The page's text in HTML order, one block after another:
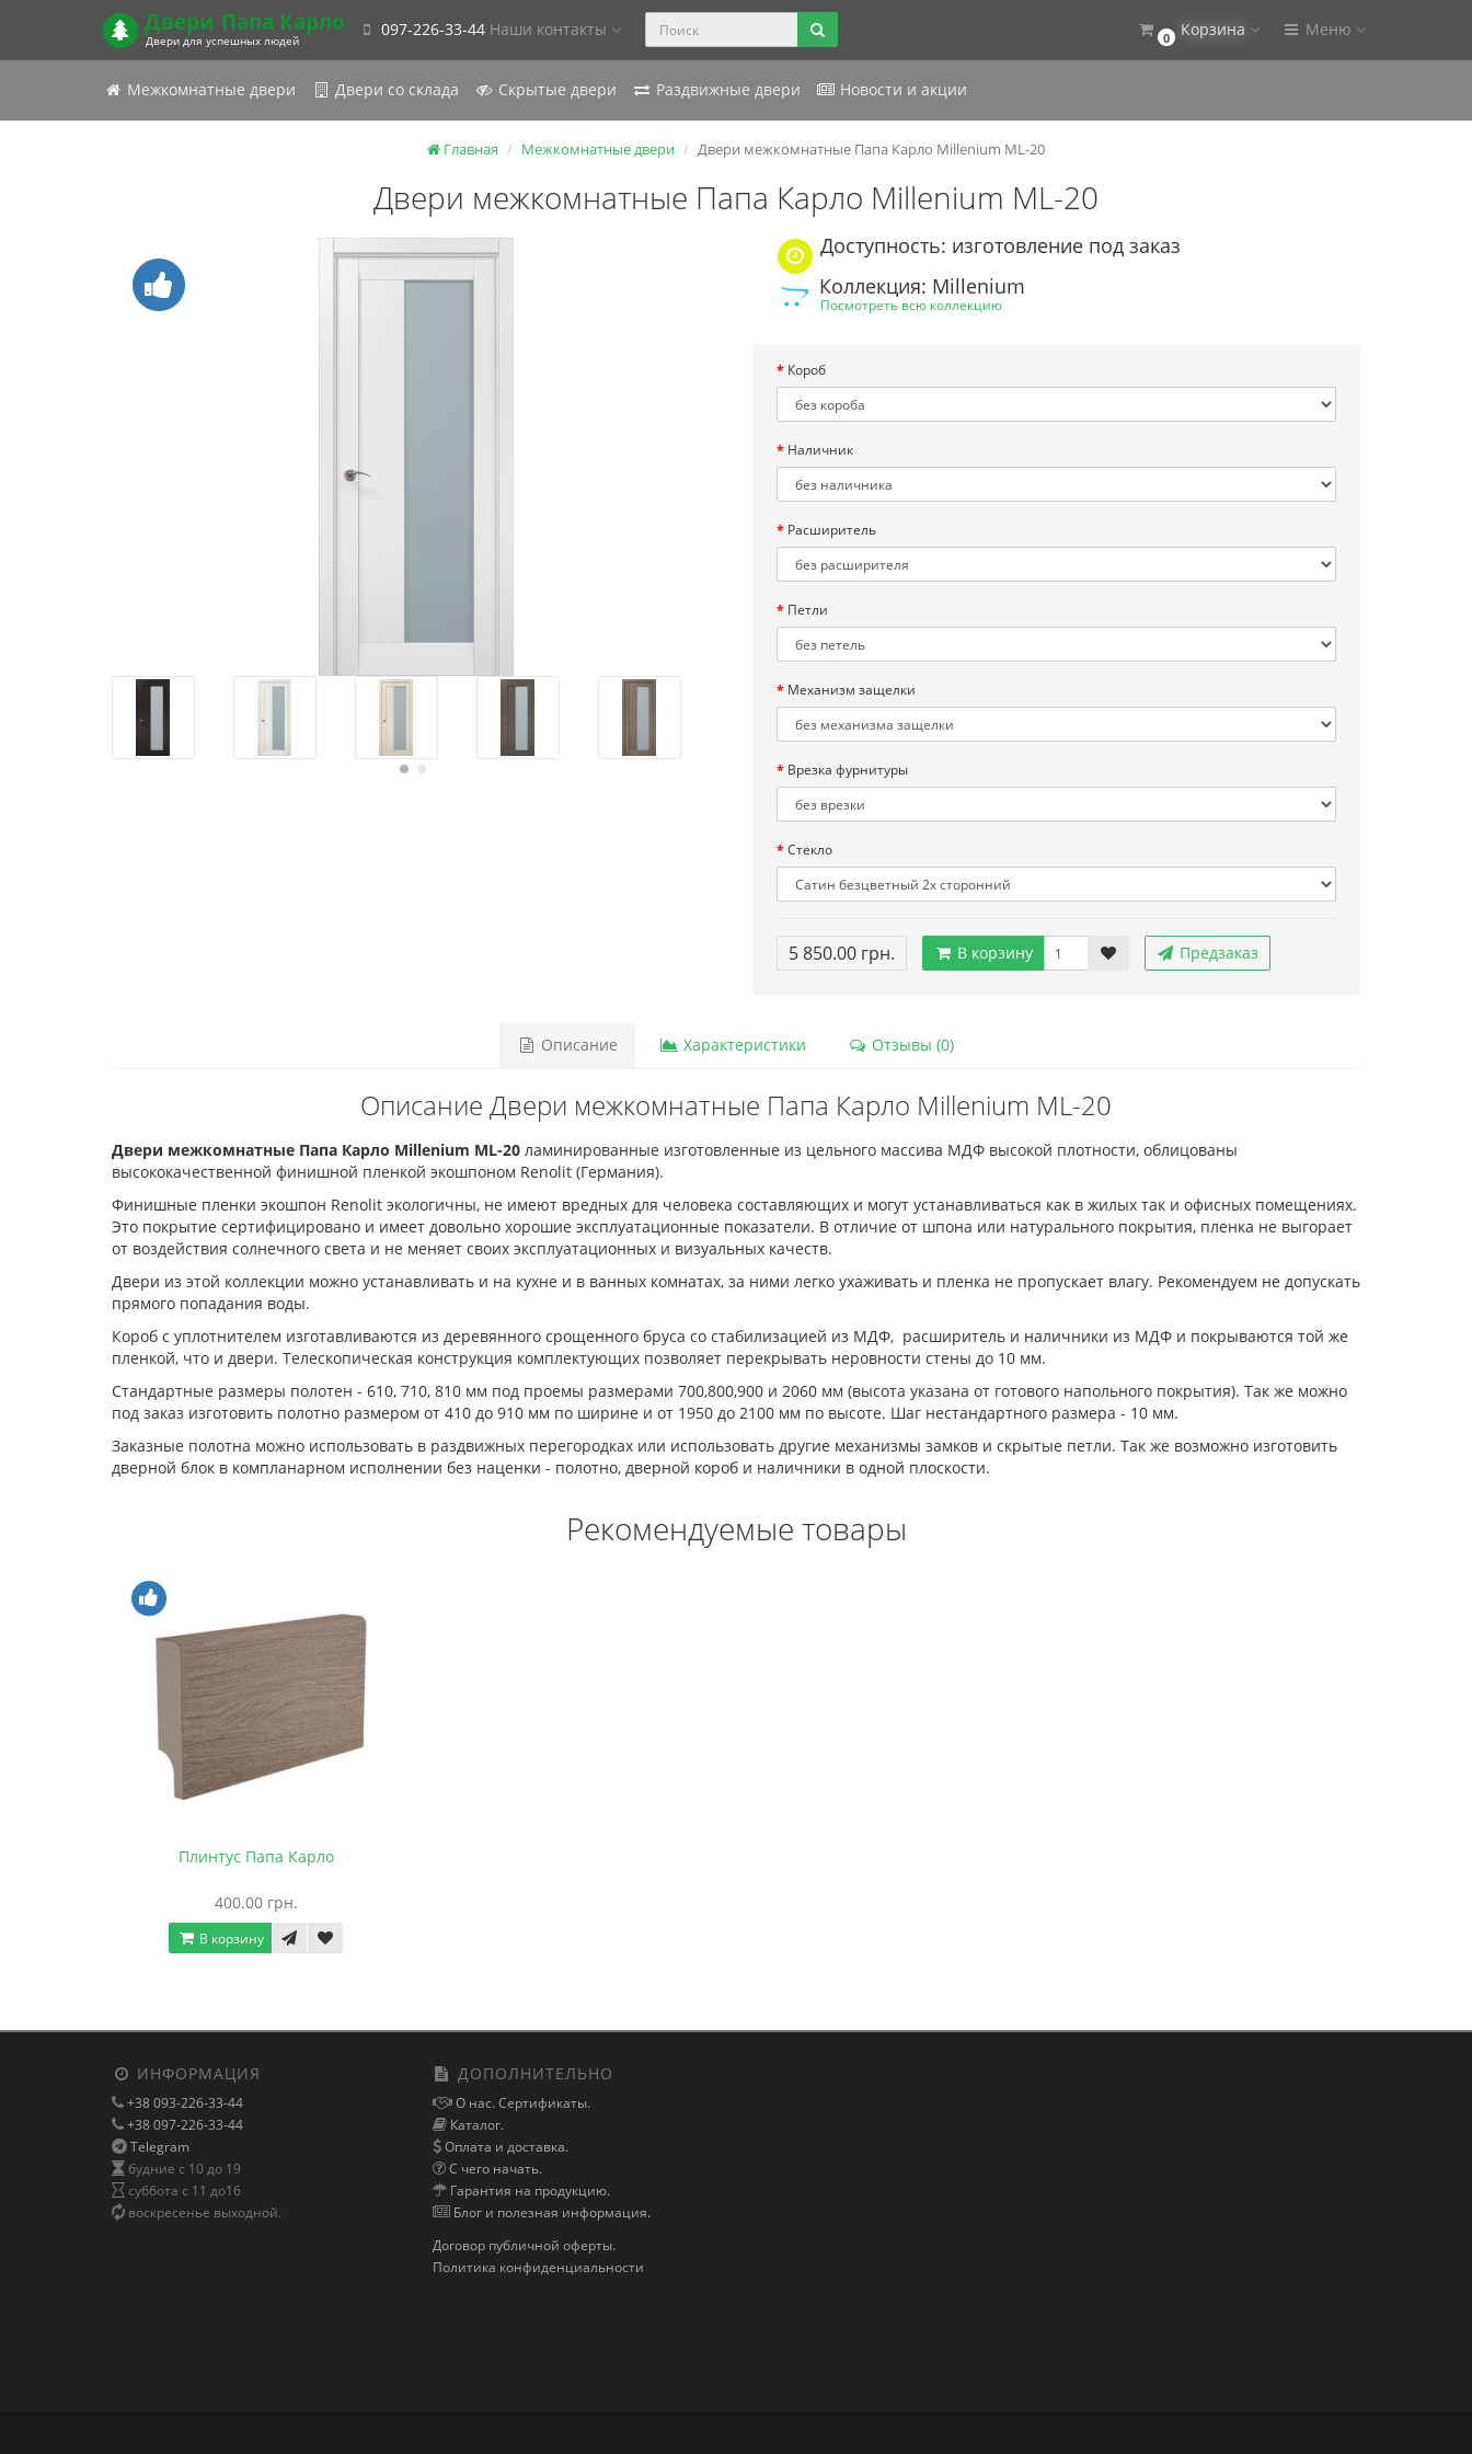
Двери Папа Карло
Двери для успешных людей
097-226-33-44 Наши контакты 0 Корзина Меню
Межкомнатные двери Двери со склада Скрытые двери Раздвижные двери Новости и акции
Главная Межкомнатные двери Двери межкомнатные Папа Карло Millenium ML-20
Двери межкомнатные Папа Карло Millenium ML-20
Доступность: изготовление под заказ
Коллекция: Millenium
Посмотреть всю коллекцию
Короб
Наличник
Расширитель
Петли
Механизм защелки
Врезка фурнитуры
Стекло
5 850.00 грн. В корзину Предзаказ
Описание Характеристики Отзывы (0)
Описание Двери межкомнатные Папа Карло Millenium ML-20
Двери межкомнатные Папа Карло Millenium ML-20 ламинированные изготовленные из цельного массива МДФ высокой плотности, облицованы
высококачественной финишной пленкой экошпоном Renolit (Германия).
Финишные пленки экошпон Renolit экологичны, не имеют вредных для человека составляющих и могут устанавливаться как в жилых так и офисных помещениях.
Это покрытие сертифицировано и имеет довольно хорошие эксплуатационные показатели. В отличие от шпона или натурального покрытия, пленка не выгорает
от воздействия солнечного света и не меняет своих эксплуатационных и визуальных качеств.
Двери из этой коллекции можно устанавливать и на кухне и в ванных комнатах, за ними легко ухаживать и пленка не пропускает влагу. Рекомендуем не допускать
прямого попадания воды.
Короб с уплотнителем изготавливаются из деревянного срощенного бруса со стабилизацией из МДФ, расширитель и наличники из МДФ и покрываются той же
пленкой, что и двери. Телескопическая конструкция комплектующих позволяет перекрывать неровности стены до 10 мм.
Стандартные размеры полотен - 610, 710, 810 мм под проемы размерами 700,800,900 и 2060 мм (высота указана от готового напольного покрытия). Так же можно
под заказ изготовить полотно размером от 410 до 910 мм по ширине и от 1950 до 2100 мм по высоте. Шаг нестандартного размера - 10 мм.
Заказные полотна можно использовать в раздвижных перегородках или использовать другие механизмы замков и скрытые петли. Так же возможно изготовить
дверной блок в компланарном исполнении без наценки - полотно, дверной короб и наличники в одной плоскости.
Рекомендуемые товары
Плинтус Папа Карло
400.00 грн.
В корзину
ИНФОРМАЦИЯ
+38 093-226-33-44
+38 097-226-33-44
Telegram
будние с 10 до 19
суббота с 11 до16
воскресенье выходной.
ДОПОЛНИТЕЛЬНО
О нас. Сертификаты.
Каталог.
Оплата и доставка.
С чего начать.
Гарантия на продукцию.
Блог и полезная информация.
Договор публичной оферты.
Политика конфиденциальности